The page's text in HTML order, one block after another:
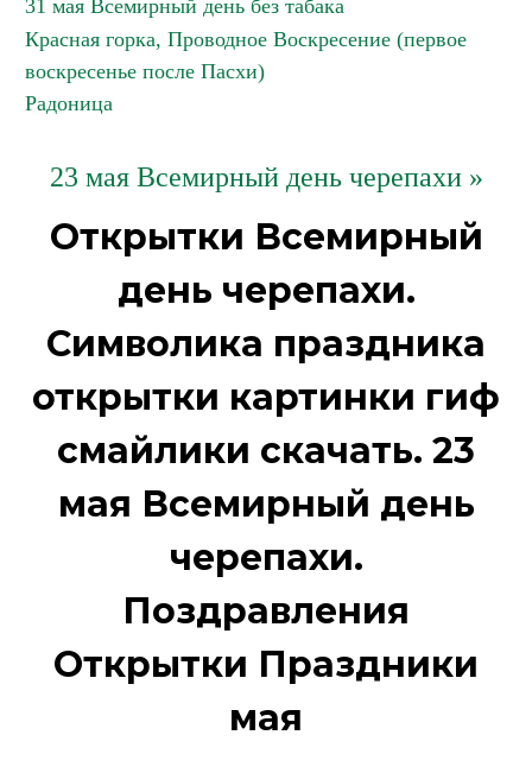
31 мая Всемирный день без табака
Красная горка, Проводное Воскресение (первое
воскресенье после Пасхи)
Радоница
23 мая Всемирный день черепахи »
Открытки Всемирный
день черепахи.
Символика праздника
открытки картинки гиф
смайлики скачать. 23
мая Всемирный день
черепахи.
Поздравления
Открытки Праздники
мая